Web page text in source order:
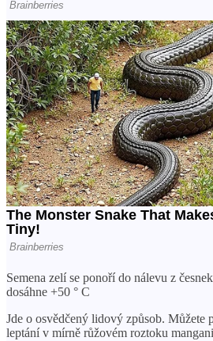
Semena zelí se ponoří do nálevu z
dosáhne +50 ° C
Jde o osvědčený lidový způsob. Můžete
leptání v mírně růžovém roztoku